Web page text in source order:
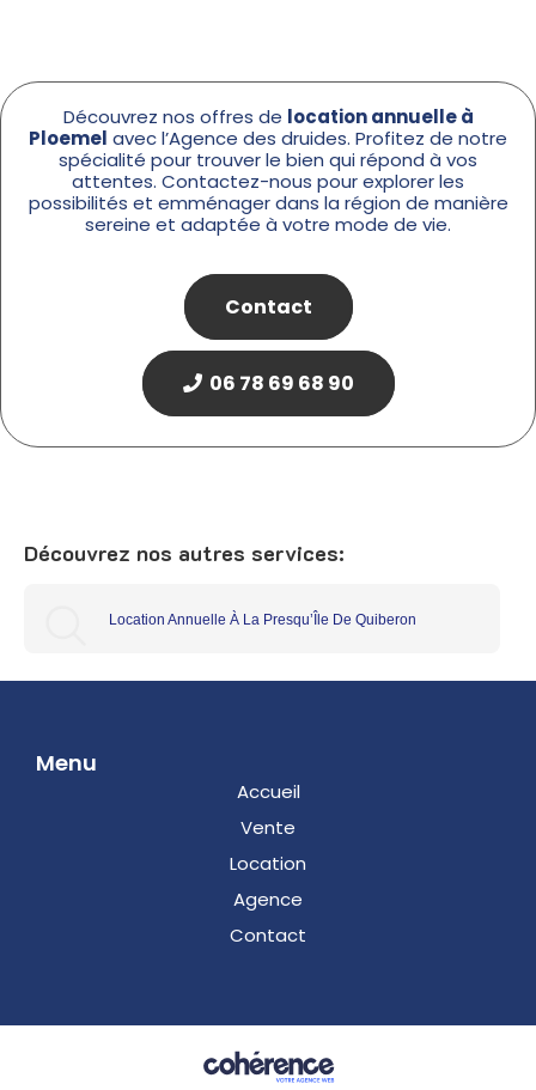
Découvrez nos offres de location annuelle à
Ploemel avec l’Agence des druides. Profitez de notre
spécialité pour trouver le bien qui répond à vos
attentes. Contactez-nous pour explorer les
possibilités et emménager dans la région de manière
sereine et adaptée à votre mode de vie.
Contact
06 78 69 68 90
Découvrez nos autres services:
Location Annuelle À La Presqu’Île De Quiberon
Menu
Accueil
Vente
Location
Agence
Contact